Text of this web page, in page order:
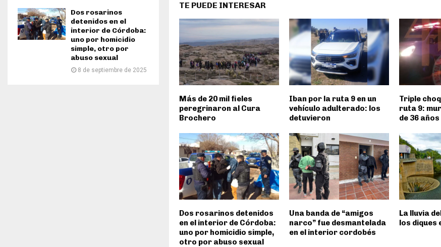
TE PUEDE INTERESAR
Más de 20 mil fieles
peregrinaron al Cura
Brochero
Iban por la ruta 9 en un
vehículo adulterado: los
detuvieron
Triple
ruta 9:
de 36 años
Dos rosarinos detenidos
en el interior de Córdoba:
uno por homicidio simple,
otro por abuso sexual
Una banda de “amigos
narco” fue desmantelada
en el interior cordobés
La lluvia
los diques
Dos rosarinos
detenidos en el
interior de Córdoba:
uno por homicidio
simple, otro por
abuso sexual
8 de septiembre de 2025